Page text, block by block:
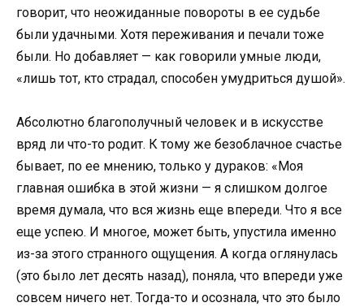
говорит, что неожиданные повороты в ее судьбе
были удачными. Хотя переживания и печали тоже
были. Но добавляет — как говорили умные люди,
«лишь тот, кто страдал, способен умудриться душой».
Абсолютно благополучный человек и в искусстве
вряд ли что-то родит. К тому же безоблачное счастье
бывает, по ее мнению, только у дураков: «Моя
главная ошибка в этой жизни — я слишком долгое
время думала, что вся жизнь еще впереди. Что я все
еще успею. И многое, может быть, упустила именно
из-за этого странного ощущения. А когда оглянулась
(это было лет десять назад), поняла, что впереди уже
совсем ничего нет. Тогда-то и осознала, что это было